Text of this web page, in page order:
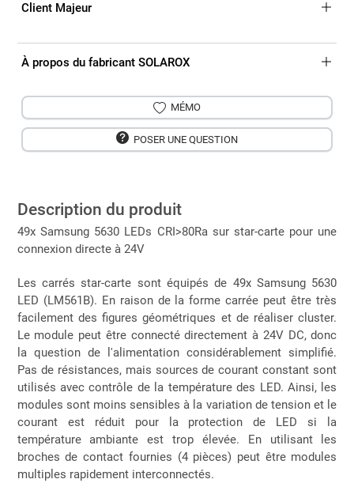
Client Majeur
À propos du fabricant SOLAROX
MÉMO
POSER UNE QUESTION
Description du produit
49x Samsung 5630 LEDs CRI>80Ra sur star-carte pour une
connexion directe à 24V
Les carrés star-carte sont équipés de 49x Samsung 5630
LED (LM561B). En raison de la forme carrée peut être très
facilement des figures géométriques et de réaliser cluster.
Le module peut être connecté directement à 24V DC, donc
la question de l'alimentation considérablement simplifié.
Pas de résistances, mais sources de courant constant sont
utilisés avec contrôle de la température des LED. Ainsi, les
modules sont moins sensibles à la variation de tension et le
courant est réduit pour la protection de LED si la
température ambiante est trop élevée. En utilisant les
broches de contact fournies (4 pièces) peut être modules
multiples rapidement interconnectés.